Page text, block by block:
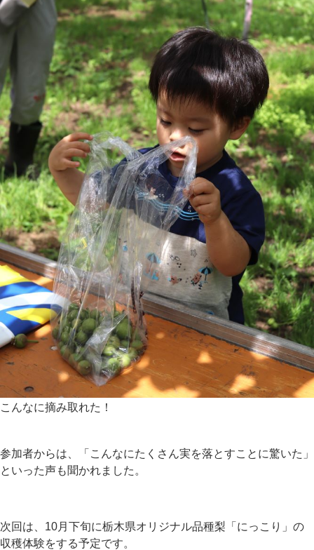
こんなに摘み取れた！
参加者からは、「こんなにたくさん実を落とすことに驚いた」
といった声も聞かれました。
次回は、10月下旬に栃木県オリジナル品種梨「にっこり」の
収穫体験をする予定です。